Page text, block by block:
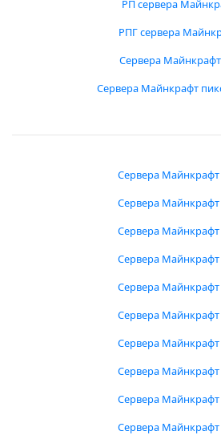
РП сервера
РПГ сервера
Сервера
Сервера Майнкрафт
Сервера Майнкрафт
Сервера Майнкрафт
Сервера Майнкрафт
Сервера Майнкрафт
Сервера Майнкрафт
Сервера Майнкрафт
Сервера Майнкрафт
Сервера Майнкрафт
Сервера Майнкрафт
Сервера Майнкрафт